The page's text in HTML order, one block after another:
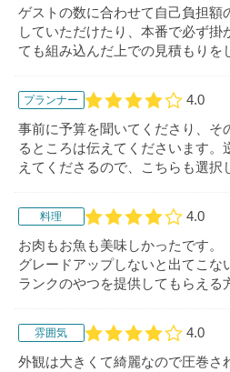
ゲストの数に合わせて自己負担額
していただけたり、本番で必ず掛
ても組み込んだ上での見積もりを
プランナー
口コミ
4.0
事前に予算を聞いてくださり、そ
るところは伝えてくださいます。
えてくださるので、こちらも選択
料理
口コミ
4.0
お肉もお魚も美味しかったです。
グレードアップしないと出てこな
ランクのやつを提供してもらえる
す。
雰囲気
口コミ
4.0
外観は大きくて綺麗なので圧巻さ